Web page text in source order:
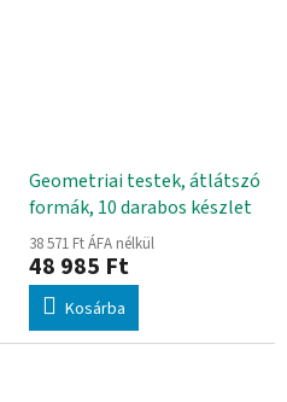
Geometriai testek, átlátszó
formák, 10 darabos készlet
38 571 Ft ÁFA nélkül
48 985 Ft
Kosárba